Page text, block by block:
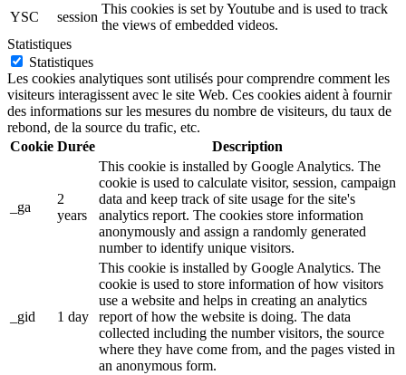
YSC
session
This cookies is set by Youtube and is used to track
the views of embedded videos.
Statistiques
Statistiques
Les cookies analytiques sont utilisés pour comprendre comment les
visiteurs interagissent avec le site Web. Ces cookies aident à fournir
des informations sur les mesures du nombre de visiteurs, du taux de
rebond, de la source du trafic, etc.
Cookie Durée Description
_ga
2
years
This cookie is installed by Google Analytics. The
cookie is used to calculate visitor, session, campaign
data and keep track of site usage for the site's
analytics report. The cookies store information
anonymously and assign a randomly generated
number to identify unique visitors.
_gid 1 day
This cookie is installed by Google Analytics. The
cookie is used to store information of how visitors
use a website and helps in creating an analytics
report of how the website is doing. The data
collected including the number visitors, the source
where they have come from, and the pages visted in
an anonymous form.